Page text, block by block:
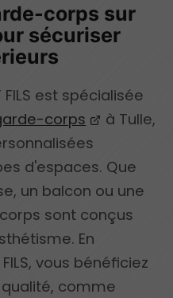
corps sur
sécuriser
FILS est spécialisée
corps
à Tulle,
d'espaces. Que
un balcon ou une
sont conçus
En
vous bénéficiez
comme